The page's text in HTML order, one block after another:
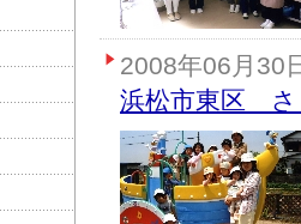
2008年06月30
浜松市東区 さ